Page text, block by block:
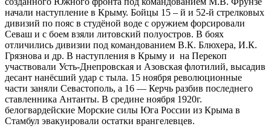
начали наступление в Крыму. Бойцы 15 – й и 52-й стрелковых
дивизий по пояс в студёной воде с оружием форсировали
Севаш и с боем взяли литовский полуостров. В боях
отличились дивизии под командованием В.К. Блюхера, И.К.
Грязнова и др. В наступления в Крыму и на Перекоп
участвовали Усть-Днепровская и Азовская флотилий, высадив
десант нанёсший удар с тыла. 15 ноября революционные
части заняли Севастополь, а 16 — Керчь разбив последнего
ставленника Антанты. В средине ноября 1920г.
белогвардейские Морские силы Юга России из Крыма в
Стамбул эвакуировали остатки врангелевцев.